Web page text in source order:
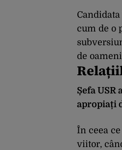
cum de o
de
Șefa USR
apropiați
În ceea
viitor,